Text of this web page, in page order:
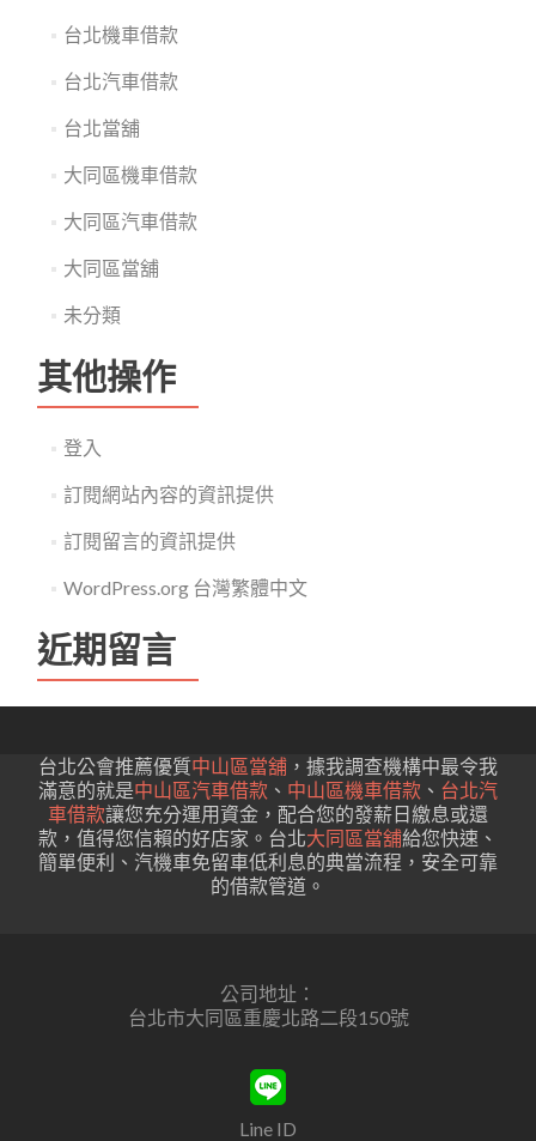
台北機車借款
台北汽車借款
台北當舖
大同區機車借款
大同區汽車借款
大同區當舖
未分類
其他操作
登入
訂閱網站內容的資訊提供
訂閱留言的資訊提供
WordPress.org 台灣繁體中文
近期留言
台北公會推薦優質中山區當舖 ，據我調查機構中最令我
滿意的就是中山區汽車借款 、 中山區機車借款 、 台北汽
車借款讓您充分運用資金，配合您的發薪日繳息或還
款，值得您信賴的好店家。台北大同區當舖給您快速、
簡單便利、汽機車免留車低利息的典當流程，安全可靠
的借款管道。
公司地址：
台北市大同區重慶北路二段150號
Line ID